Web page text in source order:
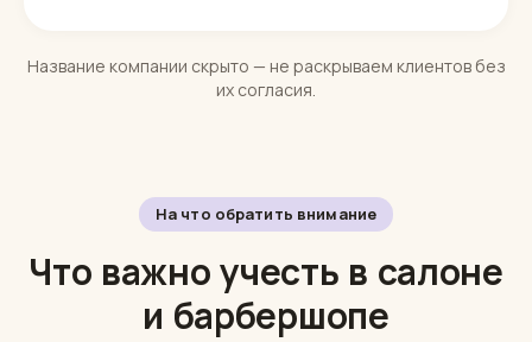
Название компании скрыто — не раскрываем клиентов без
их согласия.
На что обратить внимание
Что важно учесть в салоне
и барбершопе